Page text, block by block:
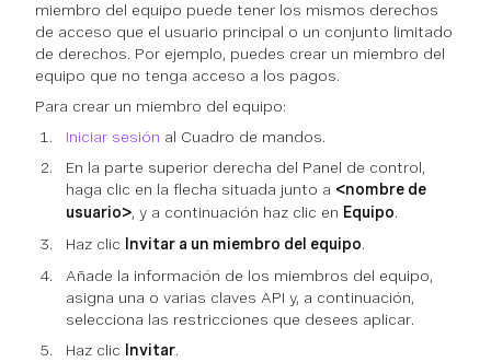
miembro del equipo puede tener los mismos derechos
de acceso que el usuario principal o un conjunto limitado
de derechos. Por ejemplo, puedes crear un miembro del
equipo que no tenga acceso a los pagos.
Para crear un miembro del equipo:
Iniciar sesión al Cuadro de mandos.
En la parte superior derecha del Panel de control,
haga clic en la flecha situada junto a <nombre de
usuario>, y a continuación haz clic en Equipo.
Haz clic
Invitar a un miembro del equipo.
Añade la información de los miembros del equipo,
asigna una o varias claves API y, a continuación,
selecciona las restricciones que desees aplicar.
Haz clic
Invitar.